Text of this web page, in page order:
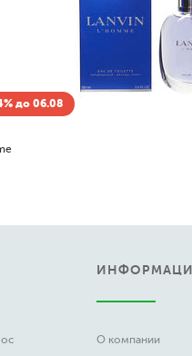
О компании